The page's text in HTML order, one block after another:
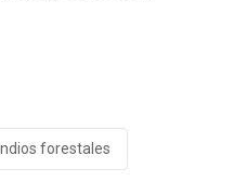
forestales